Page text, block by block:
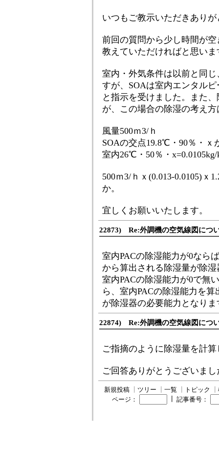
いつもご教示いただきあり
前回の質問から少し時間が
教えていただければと思いま
室内・外気条件は以前と同
すが、SOAは室内エンタル
と指示を受けました。また
が、この場合の除湿の考え
風量500ｍ3/ｈ
SOAの交点19.8℃・90％・ｘ
室内26℃・50％・
500ｍ3/ｈｘ(0.013-0.0105)ｘ
か。
宜しくお願いいたします。
22873) Re:外調機の空気線図につ
室内PACの除湿能力が0なら
から算出される除湿量が除
室内PACの除湿能力が0で無
ら、室内PACの除湿能力を
が除湿器の必要能力となりま
22874) Re:外調機の空気線図につ
ご指摘のように除湿量を計
ご回答ありがとうございまし
新規投稿 ツリー 一覧 トピック
ページ：
記事番号：